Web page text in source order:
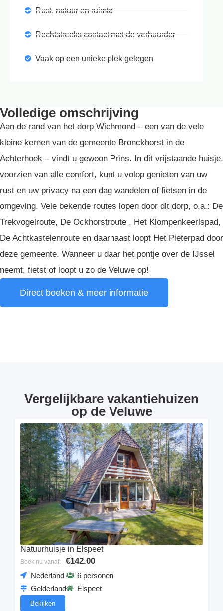
Rust, natuur en ruimte
Rechtstreeks contact met de verhuurder
Vaak op een unieke plek gelegen
Volledige omschrijving
Aan de rand van het dorp Wichmond – een van de vele
kleine kernen van de gemeente Bronckhorst in de
Achterhoek – vindt u gewoon Prins. In dit vrijstaande huisje,
voorzien van alle comfort, kunt u volop genieten van uw
rust en uw privacy na een dag wandelen of fietsen in de
omgeving. Vele bekende routes lopen door dit dorp, o.a.: De
Trekvogelroute, De Ockhorstroute , Het Klompenkeerlspad,
De Achtkastelenroute en daarnaast loopt Het Pieterpad door
deze gemeente. Wanneer u daar het pontje over de IJssel
neemt, fietst of loopt u zo de Veluwe op!
Direct boeken & meer informatie
Vergelijkbare vakantiehuizen
op de Veluwe
Natuurhuisje in Elspeet
Boek nu vanaf: €142.00
Nederland
Gelderland
6 personen
Elspeet
Bekijken